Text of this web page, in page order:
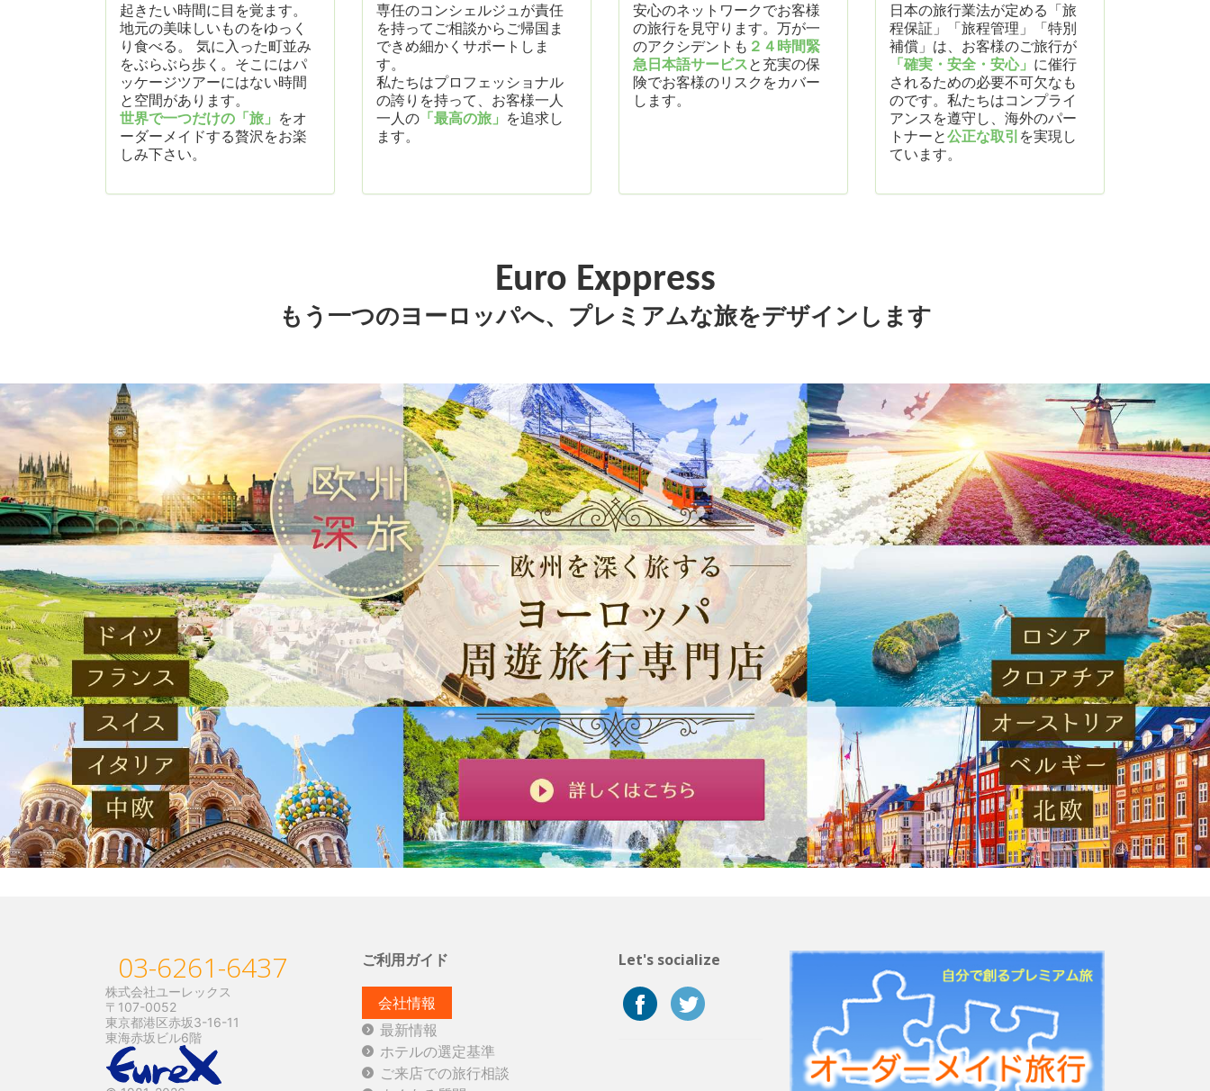
起きたい時間に目を覚ます。
地元の美味しいものをゆっく
り食べる。 気に入った町並み
をぶらぶら歩く。そこにはパ
ッケージツアーにはない時間
と空間があります。
世界で一つだけの「旅」 をオ
ーダーメイドする贅沢をお楽
しみ下さい。
専任のコンシェルジュが責任
を持ってご相談からご帰国ま
できめ細かくサポートしま
す。
私たちはプロフェッショナル
の誇りを持って、お客様一人
一人の 「最高の旅」 を追求し
ます。
安心のネットワークでお客様
の旅行を見守ります。万が一
のアクシデントも ２４時間緊
急日本語サービスと充実の保
険でお客様のリスクをカバー
します。
日本の旅行業法が定める「旅
程保証」「旅程管理」「特別
補償」は、お客様のご旅行が
「確実・安全・安心」 に催行
されるための必要不可欠なも
のです。私たちはコンプライ
アンスを遵守し、海外のパー
トナーと公正な取引 を実現し
ています。
Euro Exppress
もう一つのヨーロッパへ、プレミアムな旅をデザインします
ご利用ガイド
会社情報
最新情報
ホテルの選定基準
ご来店での旅行相談
Let's socialize
03-6261-6437
株式会社ユーレックス
〒107-0052
東京都港区赤坂3-16-11
東海赤坂ビル6階